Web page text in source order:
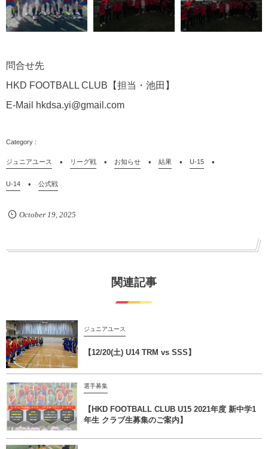
問合せ先
HKD FOOTBALL CLUB【担当・池田】
E-Mail hkdsa.yi@gmail.com
ジュニアユース リーグ戦 お知らせ 結果 U-15
U-14 公式戦
October 19, 2025
関連記事
ジュニアユース
【12/20(土) U14 TRM vs SSS】
選手募集
【HKD FOOTBALL CLUB U15 2021年度 新中学1
年生 クラブ生募集のご案内】